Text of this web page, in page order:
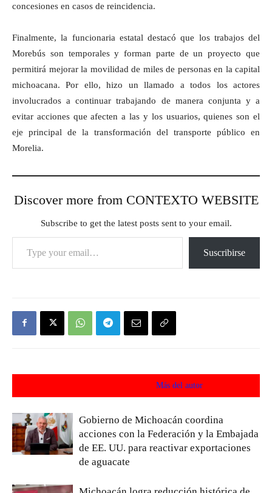
concesiones en casos de reincidencia.
Finalmente, la funcionaria estatal destacó que los trabajos del
Morebús son temporales y forman parte de un proyecto que
permitirá mejorar la movilidad de miles de personas en la capital
michoacana. Por ello, hizo un llamado a todos los actores
involucrados a continuar trabajando de manera conjunta y a
evitar acciones que afecten a las y los usuarios, quienes son el
eje principal de la transformación del transporte público en
Morelia.
Discover more from CONTEXTO WEBSITE
Subscribe to get the latest posts sent to your email.
Type your email…
Suscribirse
Más del autor
Gobierno de Michoacán coordina
acciones con la Federación y la Embajada
de EE. UU. para reactivar exportaciones
de aguacate